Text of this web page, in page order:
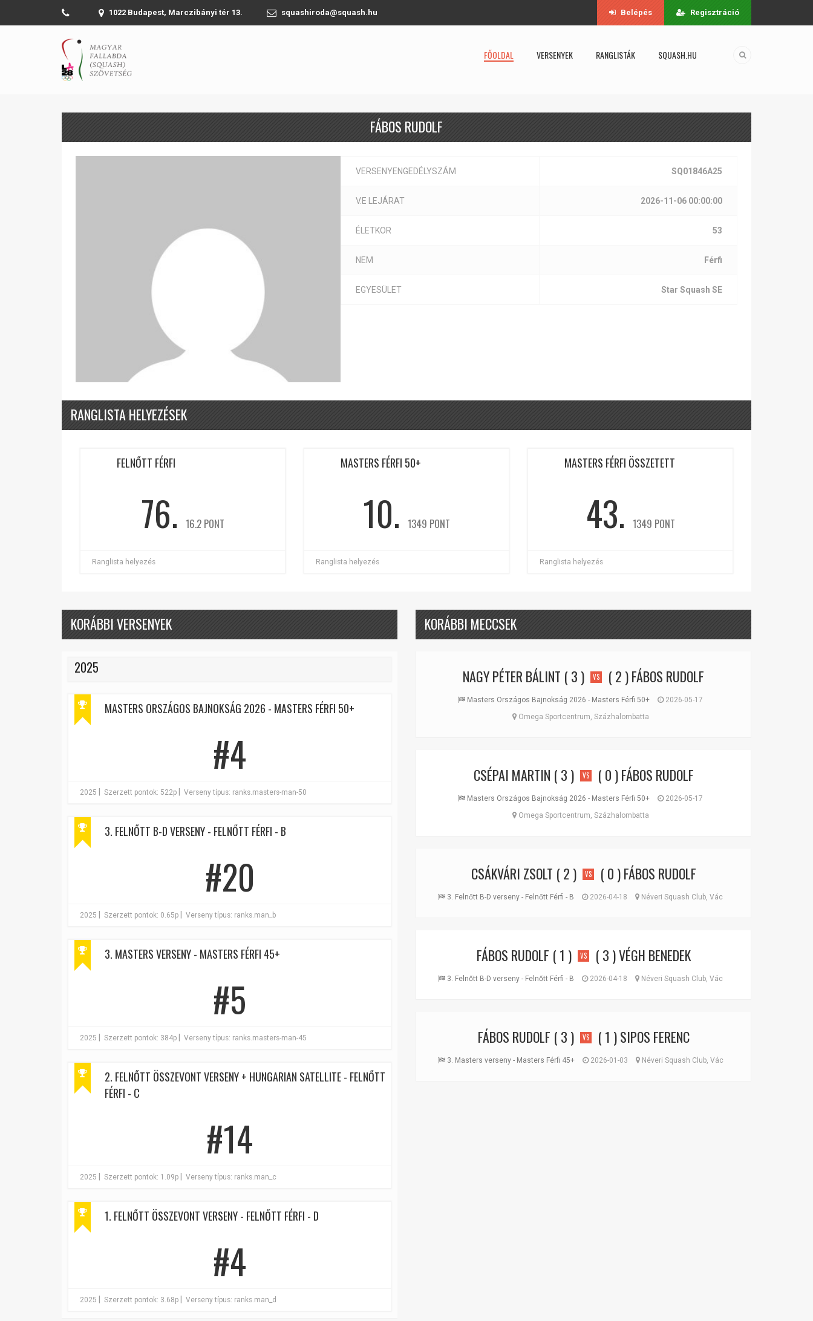
1022 Budapest, Marczibányi tér 13. squashiroda@squash.hu Belépés Regisztráció
FŐOLDAL VERSENYEK RANGLISTÁK SQUASH.HU
FÁBOS RUDOLF
VERSENYENGEDÉLYSZÁM SQ01846A25
V.E LEJÁRAT 2026-11-06 00:00:00
ÉLETKOR 53
NEM Férfi
EGYESÜLET Star Squash SE
RANGLISTA HELYEZÉSEK
FELNŐTT FÉRFI
76. 16.2 PONT
Ranglista helyezés
MASTERS FÉRFI 50+
10. 1349 PONT
Ranglista helyezés
MASTERS FÉRFI ÖSSZETETT
43. 1349 PONT
Ranglista helyezés
KORÁBBI VERSENYEK
2025
MASTERS ORSZÁGOS BAJNOKSÁG 2026 - MASTERS FÉRFI 50+
#4
2025 Szerzett pontok: 522p Verseny típus: ranks.masters-man-50
3. FELNŐTT B-D VERSENY - FELNŐTT FÉRFI - B
#20
2025 Szerzett pontok: 0.65p Verseny típus: ranks.man_b
3. MASTERS VERSENY - MASTERS FÉRFI 45+
#5
2025 Szerzett pontok: 384p Verseny típus: ranks.masters-man-45
2. FELNŐTT ÖSSZEVONT VERSENY + HUNGARIAN SATELLITE - FELNŐTT
FÉRFI - C
#14
2025 Szerzett pontok: 1.09p Verseny típus: ranks.man_c
1. FELNŐTT ÖSSZEVONT VERSENY - FELNŐTT FÉRFI - D
#4
2025 Szerzett pontok: 3.68p Verseny típus: ranks.man_d
KORÁBBI MECCSEK
NAGY PÉTER BÁLINT ( 3 ) VS ( 2 )FÁBOS RUDOLF
Masters Országos Bajnokság 2026 - Masters Férfi 50+
2026-05-17
Omega Sportcentrum, Százhalombatta
CSÉPAI MARTIN ( 3 ) VS ( 0 )FÁBOS RUDOLF
Masters Országos Bajnokság 2026 - Masters Férfi 50+
2026-05-17
Omega Sportcentrum, Százhalombatta
CSÁKVÁRI ZSOLT ( 2 ) VS ( 0 )FÁBOS RUDOLF
3. Felnőtt B-D verseny - Felnőtt Férfi - B 2026-04-18 Néveri Squash Club, Vác
FÁBOS RUDOLF ( 1 ) VS ( 3 )VÉGH BENEDEK
3. Felnőtt B-D verseny - Felnőtt Férfi - B 2026-04-18 Néveri Squash Club, Vác
FÁBOS RUDOLF ( 3 ) VS ( 1 )SIPOS FERENC
3. Masters verseny - Masters Férfi 45+ 2026-01-03 Néveri Squash Club, Vác